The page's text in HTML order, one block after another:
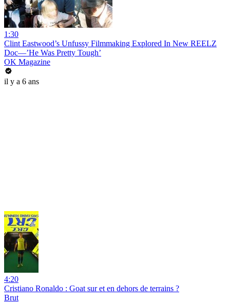
1:30
Clint Eastwood’s Unfussy Filmmaking Explored In New REELZ
Doc—’He Was Pretty Tough’
OK Magazine
il y a 6 ans
4:20
Cristiano Ronaldo : Goat sur et en dehors de terrains ?
Brut